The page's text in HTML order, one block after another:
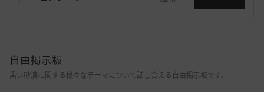
自由掲示板
黒い砂漠に関する様々なテーマについて話し合える自由掲示板です。